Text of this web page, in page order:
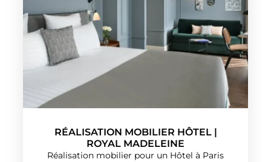
RÉALISATION MOBILIER HÔTEL |
ROYAL MADELEINE
Réalisation mobilier pour un Hôtel à Paris